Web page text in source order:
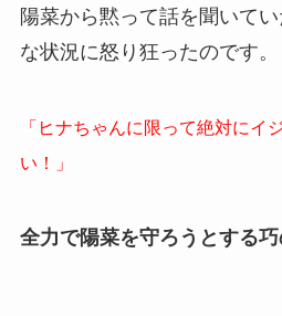
陽菜から黙って話を聞いてい
な状況に怒り狂ったのです。
「ヒナちゃんに限って絶対にイ
い！」
全力で陽菜を守ろうとする巧